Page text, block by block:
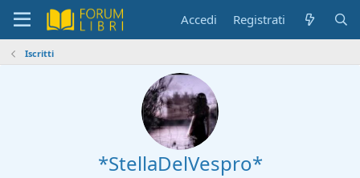
Accedi Registrati
Iscritti
*StellaDelVespro*